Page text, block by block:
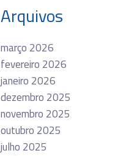
Arquivos
março 2026
fevereiro 2026
janeiro 2026
dezembro 2025
novembro 2025
outubro 2025
julho 2025